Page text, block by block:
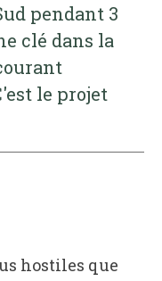
pendant 3
clé dans la
le projet
hostiles que